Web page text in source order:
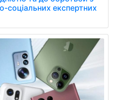
соціальних експертних